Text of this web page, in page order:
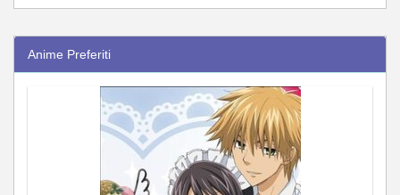
Anime Preferiti